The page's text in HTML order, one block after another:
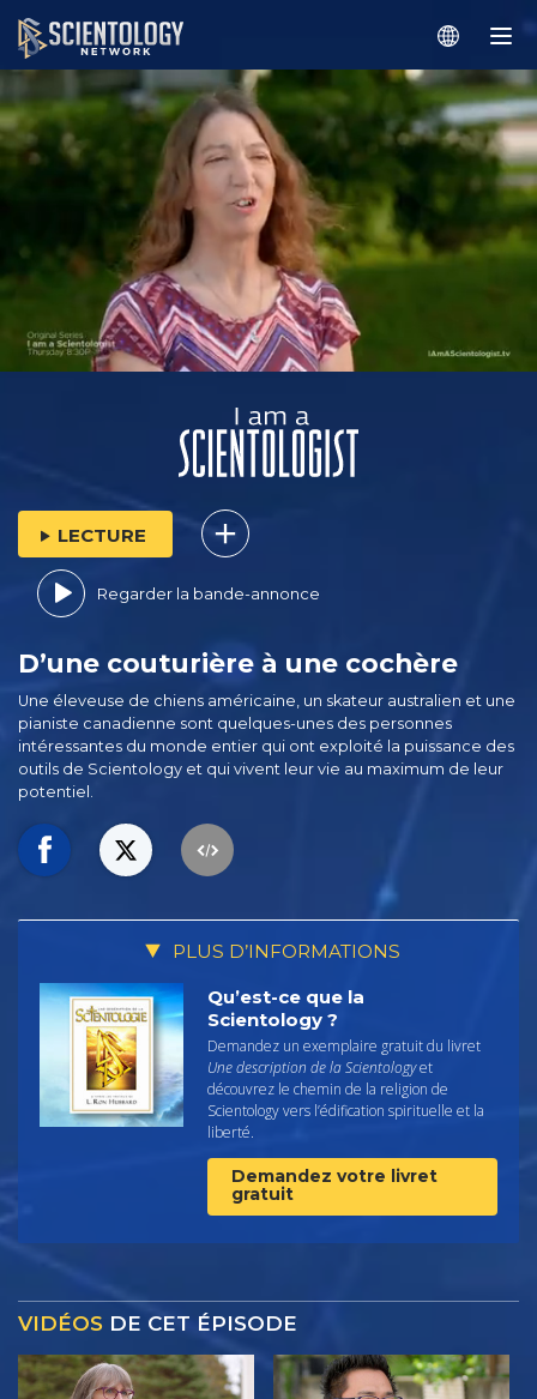
LECTURE
Regarder la bande-annonce
D’une couturière à une cochère
Une éleveuse de chiens américaine, un skateur australien et une
pianiste canadienne sont quelques-unes des personnes
intéressantes du monde entier qui ont exploité la puissance des
outils de Scientology et qui vivent leur vie au maximum de leur
potentiel.
PLUS D’INFORMATIONS
Qu’est-ce que la
Scientology ?
Demandez un exemplaire gratuit du livret
Une description de la Scientologyet
découvrez le chemin de la religion de
Scientology vers l’édification spirituelle et la
liberté.
Demandez votre livret
gratuit
VIDÉOS DE CET ÉPISODE